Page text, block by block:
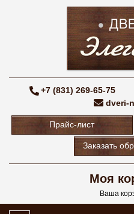
+7 (831) 269-65-75
dveri-
Прайс-лист
Заказать
Моя
Ваша